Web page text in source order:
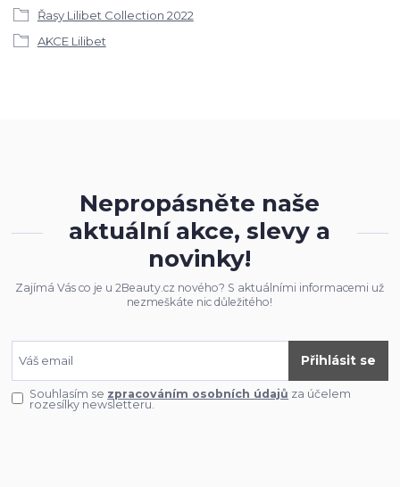
Řasy Lilibet Collection 2022
AKCE Lilibet
Nepropásněte naše
aktuální akce, slevy a
novinky!
Zajímá Vás co je u 2Beauty.cz nového? S aktuálními informacemi už
nezmeškáte nic důležitého!
Přihlásit se
Souhlasím se zpracováním osobních údajů za účelem
rozesílky newsletteru.